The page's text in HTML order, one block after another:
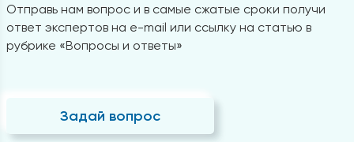
Отправь нам вопрос и в самые сжатые сроки получи
ответ экспертов на e-mail или ссылку на статью в
рубрике «Вопросы и ответы»
Задай вопрос